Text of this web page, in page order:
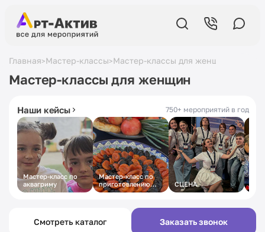
Главная>Мастер-классы>Мастер-классы для женщин
Мастер-классы для женщин
Наши кейсы 750+ мероприятий в год
Мастер-класс по
аквагриму
Мастер-класс по
приготовлению
плова
СЦЕНА
Смотреть каталог Заказать звонок